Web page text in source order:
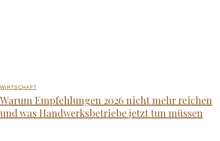
WIRTSCHAFT
Warum Empfehlungen 2026 nicht mehr reichen
und was Handwerksbetriebe jetzt tun müssen